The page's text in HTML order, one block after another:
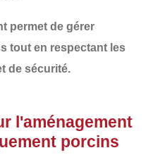
permet de gérer
tout en respectant les
de sécurité.
l'aménagement
porcins